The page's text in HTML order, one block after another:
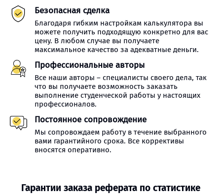
Безопасная сделка
Благодаря гибким настройкам калькулятора вы
можете получить подходящую конкретно для вас
цену. В любом случае вы получаете
максимальное качество за адекватные деньги.
Профессиональные авторы
Все наши авторы – специалисты своего дела, так
что вы получаете возможность заказать
выполнение студенческой работы у настоящих
профессионалов.
Постоянное сопровождение
Мы сопровождаем работу в течение выбранного
вами гарантийного срока. Все коррективы
вносятся оперативно.
Гарантии заказа реферата по статистике